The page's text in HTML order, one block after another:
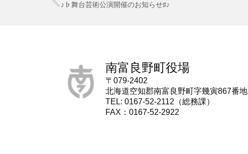
♪♭舞台芸術公演開催のお知らせ♯♪
南富良野町役場
〒079-2402
北海道空知郡南富良野町字幾寅867番地
TEL: 0167-52-2112（総務課）
FAX：0167-52-2922